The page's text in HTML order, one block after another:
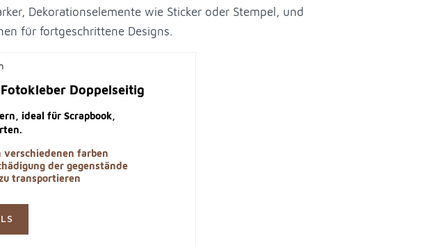
Dekorationselemente wie Sticker oder Stempel, und
für fortgeschrittene Designs.
Doppelseitig
ideal für Scrapbook,
farben
der gegenstände
transportieren